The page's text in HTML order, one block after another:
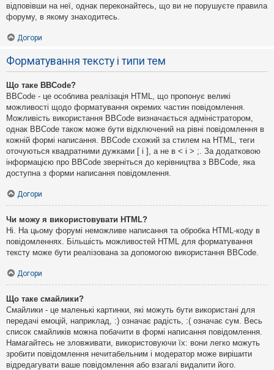
відповівши на неї, однак переконайтесь, що ви не порушуєте правила
форуму, в якому знаходитесь.
Догори
Форматування тексту і типи тем
Що таке BBCode?
BBCode - це особлива реалізація HTML, що пропонує великі
можливості щодо форматування окремих частин повідомлення.
Можливість використання BBCode визначається адміністратором,
однак BBCode також може бути відключений на рівні повідомлення в
кожній формі написання. BBCode схожий за стилем на HTML, теги
оточуються квадратними дужками [ і ], а не в < і > ;. За додатковою
інформацією про BBCode зверніться до керівництва з BBCode, яка
доступна з форми написання повідомлення.
Догори
Чи можу я використовувати HTML?
Ні. На цьому форумі неможливе написання та обробка HTML-коду в
повідомленнях. Більшість можливостей HTML для форматування
тексту може бути реалізована за допомогою використання BBCode.
Догори
Що таке смайлики?
Смайлики - це маленькі картинки, які можуть бути використані для
передачі емоцій, наприклад, :) означає радість, :( означає сум. Весь
список смайликів можна побачити в формі написання повідомлення.
Намагайтесь не зловживати, використовуючи їх: вони легко можуть
зробити повідомлення нечитабельним і модератор може вирішити
відредагувати ваше повідомлення або взагалі видалити його.